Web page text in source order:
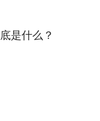
是什么？